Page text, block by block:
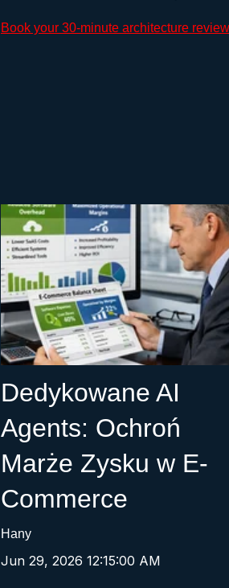
Book your 30-minute architecture
Dedykowane AI
Agents: Ochroń
Marże Zysku w E-
Commerce
Hany
Jun 29, 2026 12:15:00 AM